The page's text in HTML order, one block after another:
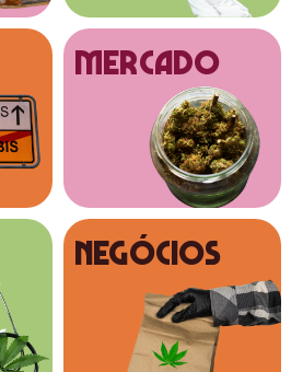
MERCADO
NEGÓCIOS